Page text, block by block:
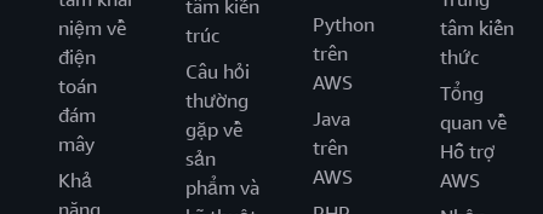
niệm về
điện
toán
đám
mây
Khả
tâm kiến
trúc
Câu hỏi
thường
gặp về
sản
phẩm và
Python
trên
AWS
Java
trên
AWS
tâm kiến
thức
Tổng
quan về
Hỗ trợ
AWS